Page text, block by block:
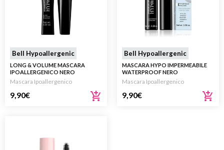
Bell Hypoallergenic
LONG & VOLUME MASCARA
IPOALLERGENICO NERO
Mascara Ipoallergenico
9,90€
Bell Hypoallergenic
MASCARA HYPO IMPERMEABILE
WATERPROOF NERO
Mascara Ipoallergenico
9,90€